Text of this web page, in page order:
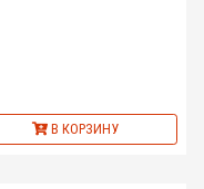
В КОРЗИНУ